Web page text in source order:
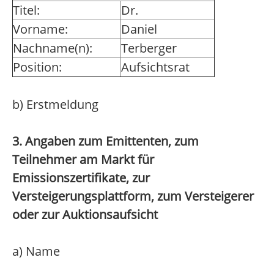
Titel:
Dr.
Vorname:
Daniel
Nachname(n):
Terberger
Position:
Aufsichtsrat
b) Erstmeldung
3. Angaben zum Emittenten, zum
Teilnehmer am Markt für
Emissionszertifikate, zur
Versteigerungsplattform, zum Versteigerer
oder zur Auktionsaufsicht
a) Name